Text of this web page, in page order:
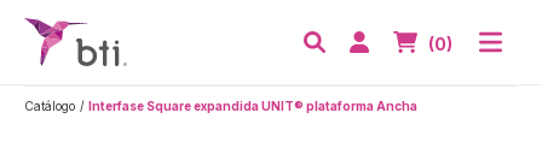
BTI - Human Tecnology
Acceder
Nº de
(0)
Catálogo Interfase Square expandida UNIT® plataforma Ancha